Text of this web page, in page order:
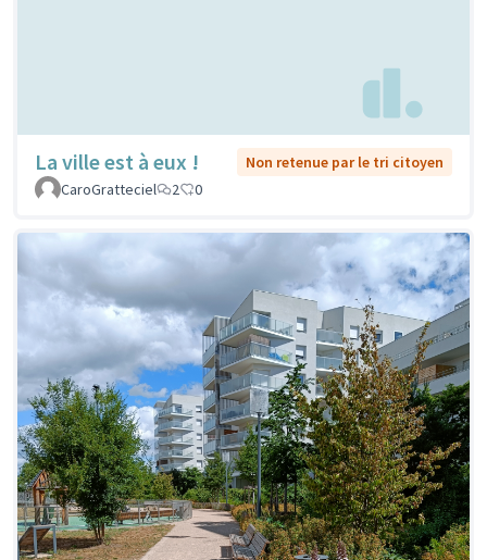
La ville est à eux !
Non retenue par le tri citoyen
CaroGratteciel
2 0